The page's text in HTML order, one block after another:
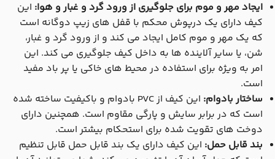
ایجاد مهر و موم برای جلوگیری از ورود گرد و غبار و هوا: این
کیف دارای یک درپوش محکم با قفل های زیپ دوگانه است
که یک مهر و موم کامل ایجاد می کند و از ورود گرد و غبار،
شن، یا سایر آلاینده ها به داخل کیف جلوگیری می کند. این
امر به ویژه برای استفاده در محیط های خاکی یا پر باد مفید
است.
ساختار بادوام:
این کیف از PVC بادوام و باکیفیت ساخته شده
است که در برابر سایش و پارگی مقاوم است. همچنین دارای
دوخت های تقویت شده برای استحکام بیشتر است.
بند قابل حمل: این کیف دارای یک بند قابل حمل قابل تنظیم